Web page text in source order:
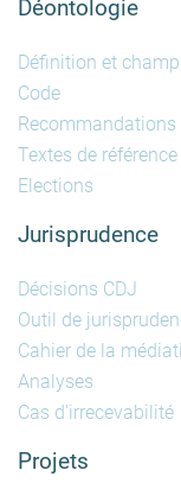
Déontologie
Définition et
Code
Recommandations
Textes de référence
Elections
Jurisprudence
Décisions CDJ
Outil de
Cahier de la
Analyses
Cas d'irrecevabilité
Projets